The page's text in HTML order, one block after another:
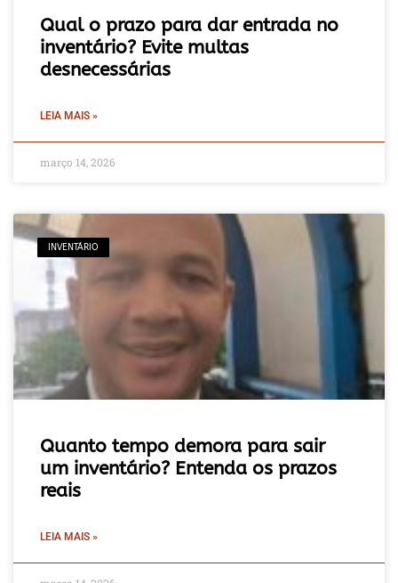
Qual o prazo para dar entrada no
inventário? Evite multas
desnecessárias
LEIA MAIS »
março 14, 2026
INVENTÁRIO
Quanto tempo demora para sair
um inventário? Entenda os prazos
reais
LEIA MAIS »